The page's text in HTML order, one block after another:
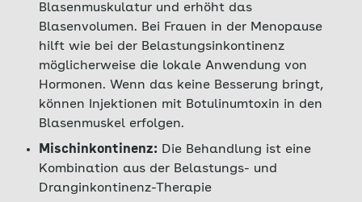
Blasenmuskulatur und erhöht das
Blasenvolumen. Bei Frauen in der Menopause
hilft wie bei der Belastungsinkontinenz
möglicherweise die lokale Anwendung von
Hormonen. Wenn das keine Besserung bringt,
können Injektionen mit Botulinumtoxin in den
Blasenmuskel erfolgen.
Mischinkontinenz: Die Behandlung ist eine
Kombination aus der Belastungs- und
Dranginkontinenz-Therapie